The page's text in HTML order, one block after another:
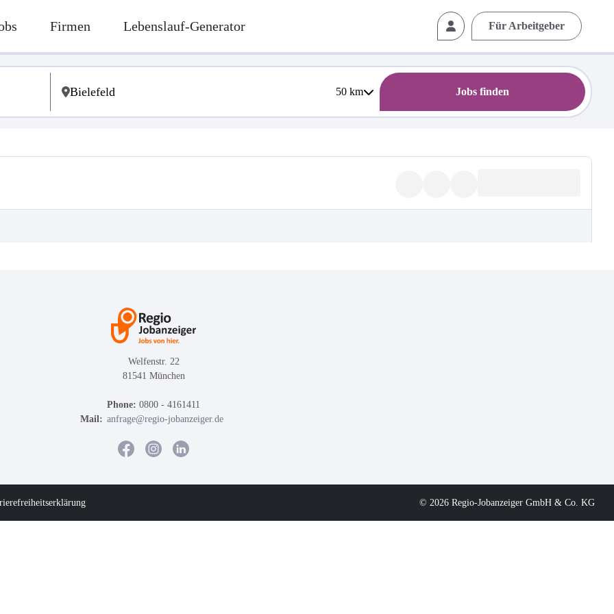
Firmen Lebenslauf-Generator Für Arbeitgeber
50km Jobs finden
Welfenstr. 22
81541 München
Phone: 0800 - 4161411
Mail: anfrage@regio-jobanzeiger.de
© 2026 Regio-Jobanzeiger GmbH & Co. KG